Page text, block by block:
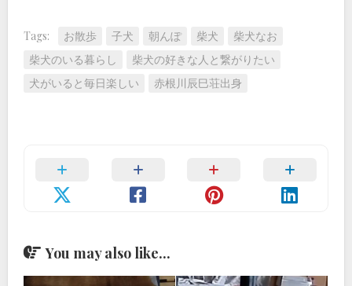
Tags: お散歩 子犬 朝んぽ 柴犬
柴犬なお
柴犬のいる暮らし
柴犬の好きな人と繋がりたい
犬がいると毎日楽しい
赤根川辰巳荘出身
You may also like...